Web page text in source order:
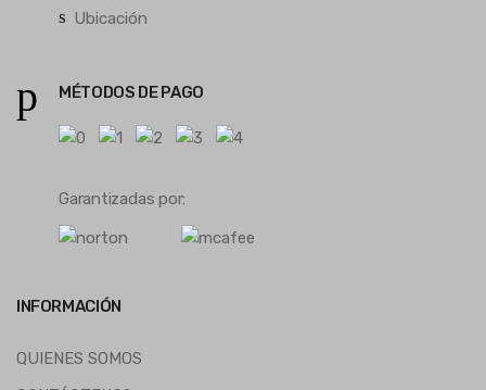
Ubicación
MÉTODOS DE PAGO
Garantizadas por:
INFORMACIÓN
QUIENES SOMOS